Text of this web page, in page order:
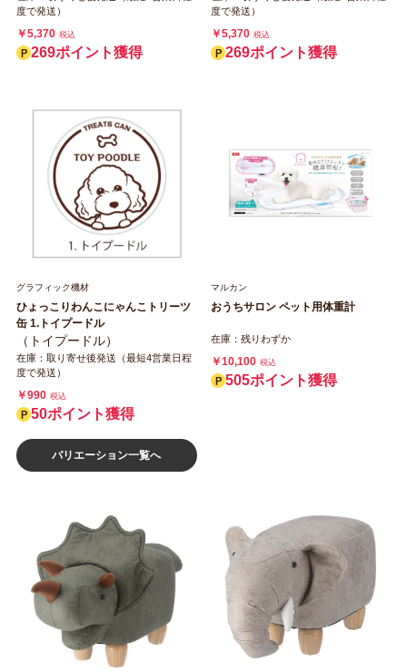
度で発送）
￥5,370 税込
269ポイント獲得
度で発送）
￥5,370 税込
269ポイント獲得
グラフィック機材
ひょっこりわんこにゃんこトリーツ
缶 1.トイプードル
（トイプードル）
在庫：取り寄せ後発送（最短4営業日程
度で発送）
￥990 税込
50ポイント獲得
バリエーション一覧へ
マルカン
おうちサロン ペット用体重計
在庫：残りわずか
￥10,100 税込
505ポイント獲得